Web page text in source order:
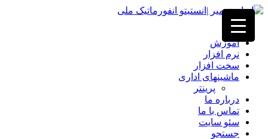
خانه
آموزش
نرم افزار
سخت افزار
ماشینهای اداری
پرینتر
درباره ما
تماس با ما
سئو سایت
جستجو